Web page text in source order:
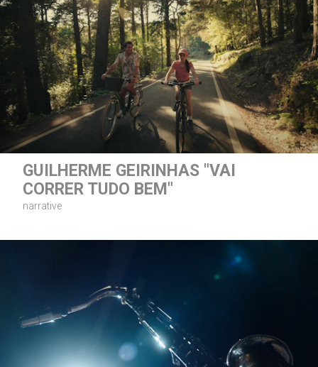
GUILHERME GEIRINHAS "VAI
CORRER TUDO BEM"
narrative